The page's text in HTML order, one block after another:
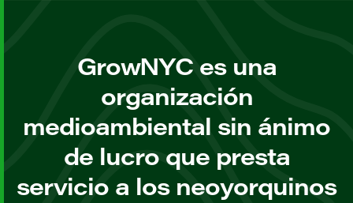
GrowNYC es una
organización
medioambiental sin ánimo
de lucro que presta
servicio a los neoyorquinos